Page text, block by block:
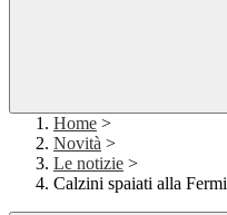
Home >
Novità >
Le notizie >
Calzini spaiati alla Fermi